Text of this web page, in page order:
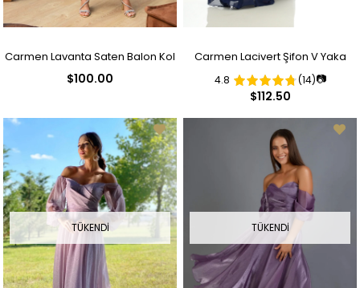
Carmen Lavanta Saten Balon Kol
$100.00
Carmen Lacivert Şifon V Yaka
Uzun Abiye Elbise
4.8 (14)📷
$112.50
TÜKENDI TÜKENDI